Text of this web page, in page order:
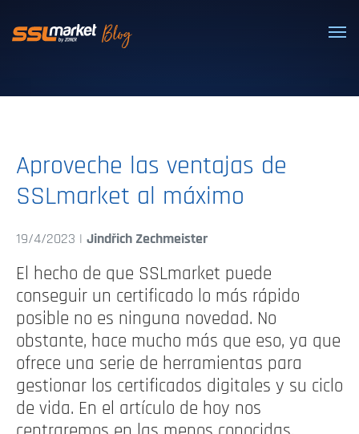
Certificados SSL/TLS confiables
Aproveche las ventajas de
SSLmarket al máximo
19/4/2023 | Jindřich Zechmeister
El hecho de que SSLmarket puede
conseguir un certificado lo más rápido
posible no es ninguna novedad. No
obstante, hace mucho más que eso, ya que
ofrece una serie de herramientas para
gestionar los certificados digitales y su ciclo
de vida. En el artículo de hoy nos